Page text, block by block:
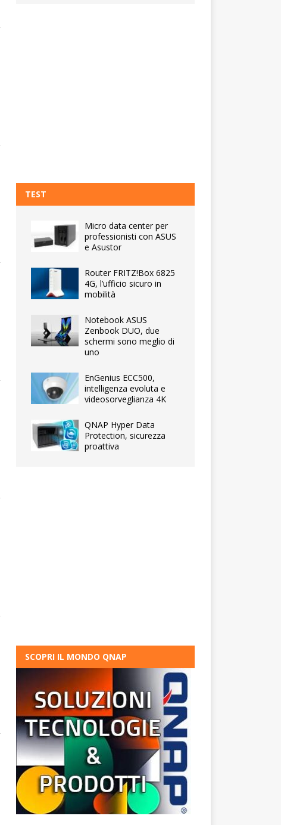
TEST
Micro data center per
professionisti con ASUS
e Asustor
Router FRITZ!Box 6825
4G, l’ufficio sicuro in
mobilità
Notebook ASUS
Zenbook DUO, due
schermi sono meglio di
uno
EnGenius ECC500,
intelligenza evoluta e
videosorveglianza 4K
QNAP Hyper Data
Protection, sicurezza
proattiva
SCOPRI IL MONDO QNAP